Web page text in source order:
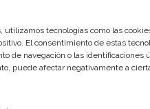
utilizamos tecnologías como las
El consentimiento de estas
de navegación o las identificaciones
puede afectar negativamente a